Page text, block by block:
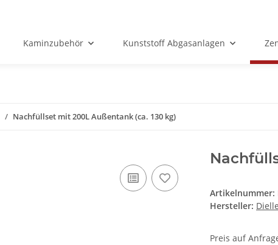
Kaminzubehör Kunststoff Abgasanlagen
Nachfüllset mit 200L Außentank (ca. 130 kg)
Artikelnummer:
Hersteller: Dielle
Preis auf